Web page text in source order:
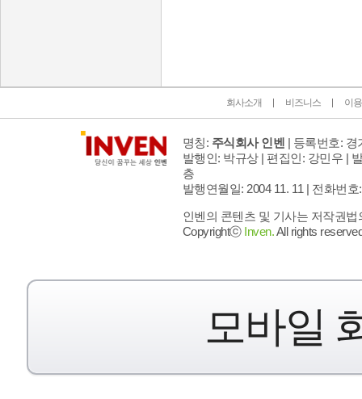
회사소개 비즈니스 이
명칭: 주식회사 인벤 | 등록번호: 경
발행인: 박규상 | 편집인: 강민우 |
층
발행연월일: 2004 11. 11 | 전화번호
인벤의 콘텐츠 및 기사는 저작권
Copyrightⓒ Inven.All rights
모바일